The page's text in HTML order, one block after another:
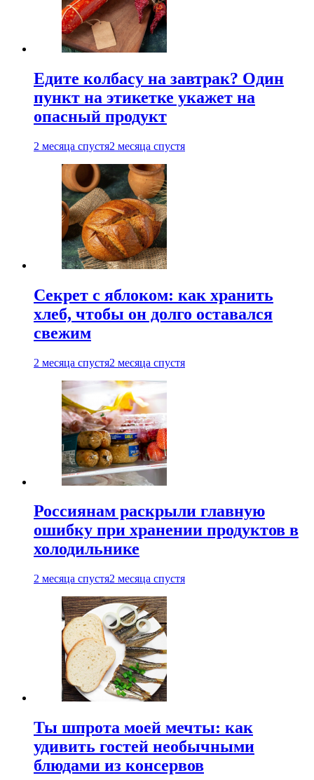
Едите колбасу на завтрак? Один
пункт на этикетке укажет на
опасный продукт
2 месяца спустя2 месяца спустя
Секрет с яблоком: как хранить
хлеб, чтобы он долго оставался
свежим
2 месяца спустя2 месяца спустя
Россиянам раскрыли главную
ошибку при хранении продуктов в
холодильнике
2 месяца спустя2 месяца спустя
Ты шпрота моей мечты: как
удивить гостей необычными
блюдами из консервов